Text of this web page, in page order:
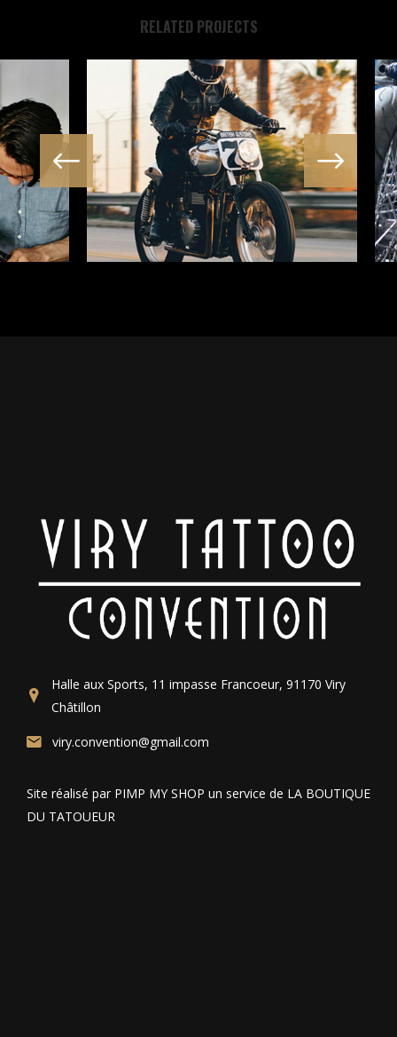
RELATED PROJECTS
RIDE FOREVER
Bike
Halle aux Sports, 11 impasse Francoeur, 91170 Viry
Châtillon
viry.convention@gmail.com
Site réalisé par PIMP MY SHOP un service de LA BOUTIQUE
DU TATOUEUR